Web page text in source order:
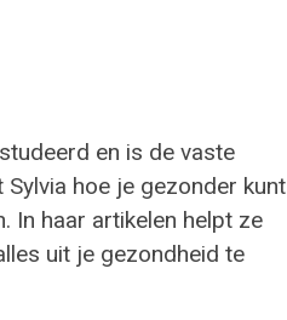
en is de vaste
hoe je gezonder kunt
In haar artikelen helpt ze
uit je gezondheid te